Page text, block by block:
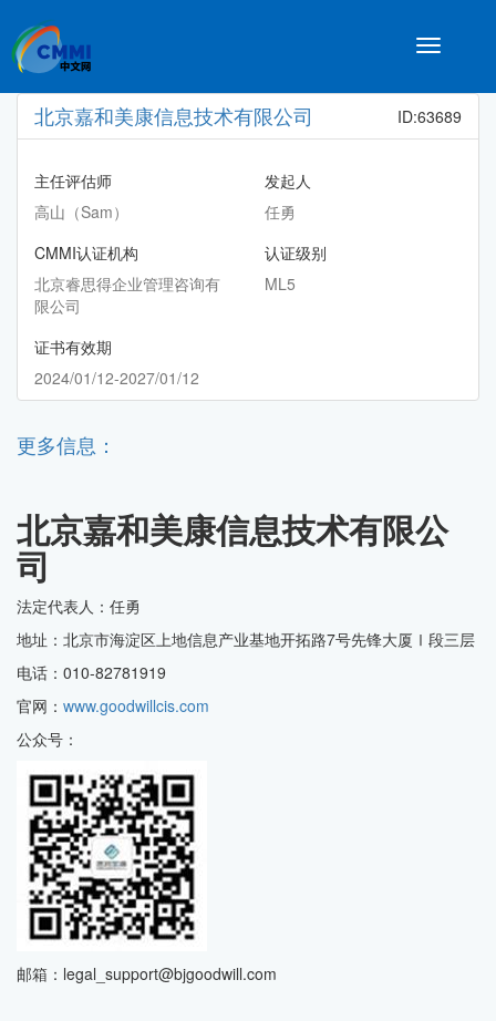
Toggle
北京嘉和美康信息技术有限公司 ID:63689
主任评估师
高山（Sam）
发起人
任勇
CMMI认证机构
北京睿思得企业管理咨询有
限公司
认证级别
ML5
证书有效期
2024/01/12-2027/01/12
更多信息：
北京嘉和美康信息技术有限公
司
法定代表人：任勇
地址：北京市海淀区上地信息产业基地开拓路7号先锋大厦Ⅰ段三层
电话：010-82781919
官网： www.goodwillcis.com
公众号：
邮箱：legal_support@bjgoodwill.com